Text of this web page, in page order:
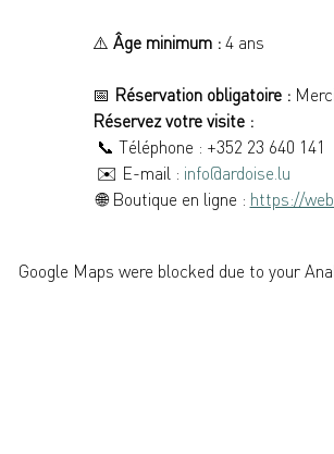
⚠️ Âge minimum : 4 ans
📅 Réservation obligatoire :
Réservez votre visite :
📞 Téléphone : +352 23 640 141
✉️ E-mail : info@ardoise.lu
🌐 Boutique en ligne : https://
Google Maps were blocked due to your